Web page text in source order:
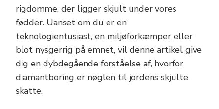
rigdomme, der ligger skjult under vores
fødder. Uanset om du er en
teknologientusiast, en miljøforkæmper eller
blot nysgerrig på emnet, vil denne artikel give
dig en dybdegående forståelse af, hvorfor
diamantboring er nøglen til jordens skjulte
skatte.